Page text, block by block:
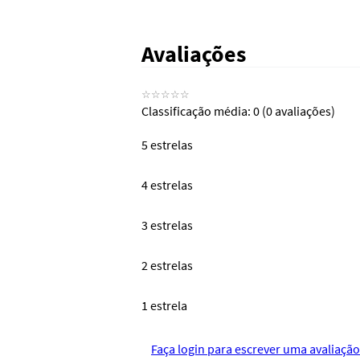
Avaliações
☆☆☆☆☆
Classificação média: 0 (0 avaliações)
5 estrelas
4 estrelas
3 estrelas
2 estrelas
1 estrela
Faça login para escrever uma